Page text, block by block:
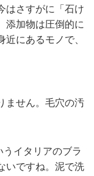
はさすがに「石け
添加物は圧倒的に
にあるモノで、
ません。毛穴の汚
イタリアのブラ
いですね。泥で洗